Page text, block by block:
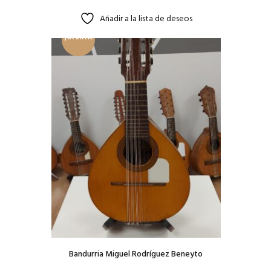
Añadir a la lista de deseos
¡OFERTA
Bandurria Miguel Rodríguez Beneyto